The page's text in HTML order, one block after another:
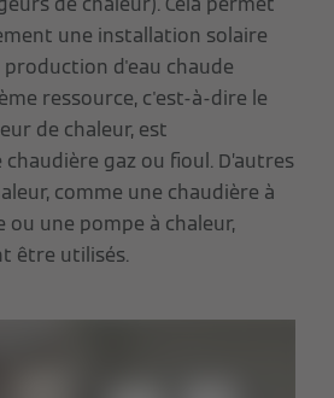
une installation solaire
d'eau chaude
ressource, c'est-à-dire le
de chaleur, est
gaz ou fioul. D’autres
comme une chaudière à
une pompe à chaleur,
être utilisés.